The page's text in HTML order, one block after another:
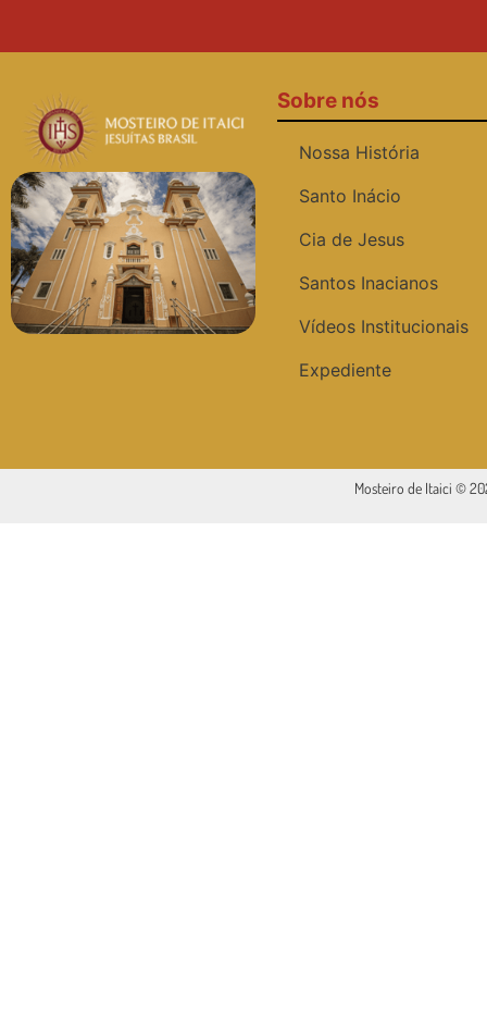
Sobre nós
Nossa História
Santo Inácio
Cia de Jesus
Santos Inacianos
Vídeos Institucionais
Expediente
Mosteiro de Itaici ©